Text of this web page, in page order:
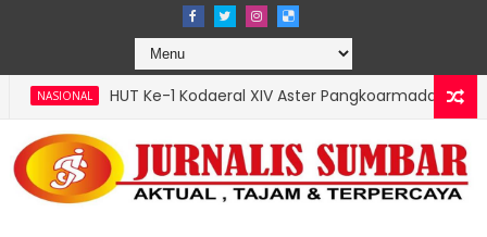
1 Kodaeral XIV Aster Pangkoarmada III Hadiri Bakti Sosial dan